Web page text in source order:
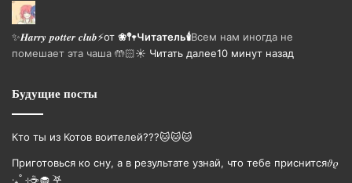
✨𝑯𝒂𝒓𝒓𝒚 𝒑𝒐𝒕𝒕𝒆𝒓 𝒄𝒍𝒖𝒃⚡от ❀𖤣𖥧Читатель🕯️Всем нам иногда не
помешает эта чаша 🤲🏻☀️ Читать далее10 минут назад
Будущие посты
Кто ты из Котов воителей???🐱🐱🐱
Приготовься ко сну, а в результате узнай, что тебе приснится𝜗𝜚
‧₊˚ ⊹☕️🧁 ࣪𖤐